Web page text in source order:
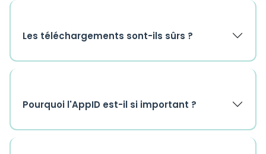
Les téléchargements sont-ils sûrs ?
Pourquoi l'AppID est-il si important ?